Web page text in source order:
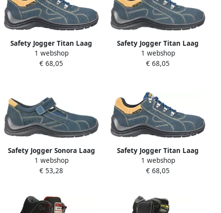
Safety Jogger Titan Laag
S1P Blauw Geel
00.118.029.45
1 webshop
€ 68,05
Safety Jogger Titan Laag
S1P Blauw Geel
00.118.029.38
1 webshop
€ 68,05
Safety Jogger Sonora Laag
S1P Blauw Geel
00.118.030.43
1 webshop
€ 53,28
Safety Jogger Titan Laag
S1P Blauw Geel
00.118.029.36
1 webshop
€ 68,05